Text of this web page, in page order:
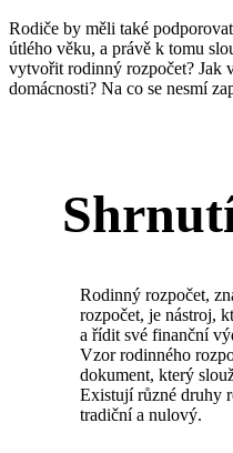
Rodiče by měli také
útlého věku, a právě k tomu
vytvořit rodinný rozpočet? Jak
domácnosti? Na co se nesmí
Rodinný rozpočet,
rozpočet, je nástroj,
a řídit své finanční
Vzor rodinného
dokument, který
Existují různé druhy
tradiční a nulový.